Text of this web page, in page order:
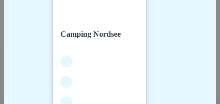
Camping Nordsee